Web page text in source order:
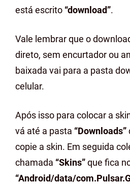
está escrito “download”.
Vale lembrar que o
direto, sem encurtador ou
baixada vai para a pasta
celular.
Após isso para colocar a
vá até a pasta “Downloads”
copie a skin. Em seguida
chamada “Skins”que fica
“Android/data/